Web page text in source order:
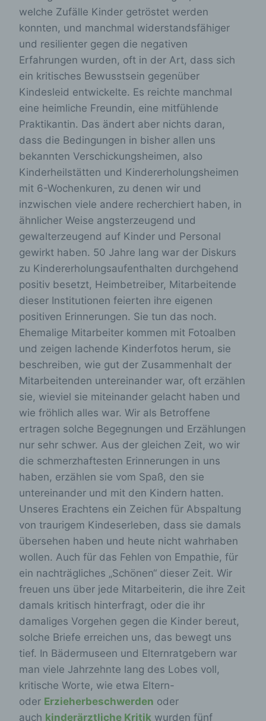
welche Zufälle Kinder getröstet werden
konnten, und manchmal widerstandsfähiger
und resilienter gegen die negativen
Erfahrungen wurden, oft in der Art, dass sich
ein kritisches Bewusstsein gegenüber
Kindesleid entwickelte. Es reichte manchmal
eine heimliche Freundin, eine mitfühlende
Praktikantin. Das ändert aber nichts daran,
dass die Bedingungen in bisher allen uns
bekannten Verschickungsheimen, also
Kinderheilstätten und Kindererholungsheimen
mit 6-Wochenkuren, zu denen wir und
inzwischen viele andere recherchiert haben, in
ähnlicher Weise angsterzeugend und
gewalterzeugend auf Kinder und Personal
gewirkt haben. 50 Jahre lang war der Diskurs
zu Kindererholungsaufenthalten durchgehend
positiv besetzt, Heimbetreiber, Mitarbeitende
dieser Institutionen feierten ihre eigenen
positiven Erinnerungen. Sie tun das noch.
Ehemalige Mitarbeiter kommen mit Fotoalben
und zeigen lachende Kinderfotos herum, sie
beschreiben, wie gut der Zusammenhalt der
Mitarbeitenden untereinander war, oft erzählen
sie, wieviel sie miteinander gelacht haben und
wie fröhlich alles war. Wir als Betroffene
ertragen solche Begegnungen und Erzählungen
nur sehr schwer. Aus der gleichen Zeit, wo wir
die schmerzhaftesten Erinnerungen in uns
haben, erzählen sie vom Spaß, den sie
untereinander und mit den Kindern hatten.
Unseres Erachtens ein Zeichen für Abspaltung
von traurigem Kindeserleben, dass sie damals
übersehen haben und heute nicht wahrhaben
wollen. Auch für das Fehlen von Empathie, für
ein nachträgliches „Schönen“ dieser Zeit. Wir
freuen uns über jede Mitarbeiterin, die ihre Zeit
damals kritisch hinterfragt, oder die ihr
damaliges Vorgehen gegen die Kinder bereut,
solche Briefe erreichen uns, das bewegt uns
tief. In Bädermuseen und Elternratgebern war
man viele Jahrzehnte lang des Lobes voll,
kritische Worte, wie etwa Eltern-
oder Erzieherbeschwerden oder
auch kinderärztliche Kritik wurden fünf